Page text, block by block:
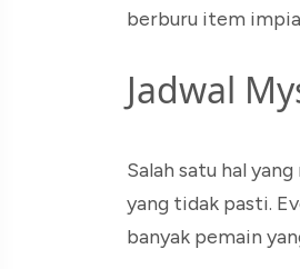
berburu item
Jadwal
Salah satu hal
yang tidak pasti.
banyak pemain